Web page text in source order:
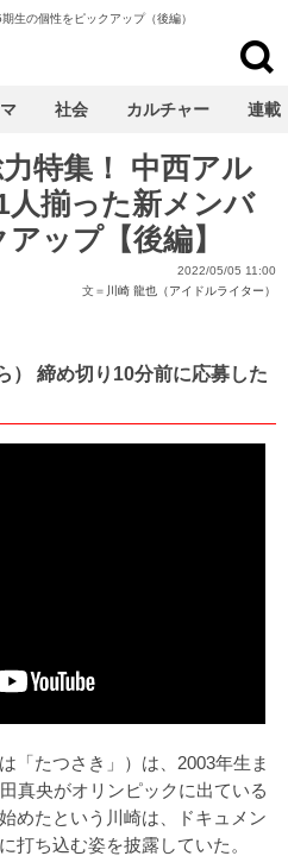
生の個性をピックアップ（後編）
特集！ 中西アル
人揃った新メンバ
ップ【後編】
2022/05/05 11:00
文＝
川崎 龍也（アイドルライター）
） 締め切り10分前に応募した
「たつさき」）は、2003年生ま
真央がオリンピックに出ている
めたという川崎は、ドキュメン
打ち込む姿を披露していた。
社会 カルチャー 連載